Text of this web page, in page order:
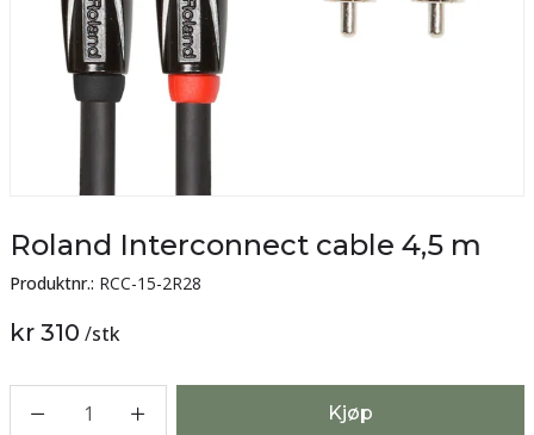
Roland Interconnect cable 4,5 m
Produktnr.: RCC-15-2R28
kr 310 /stk
1 Kjøp